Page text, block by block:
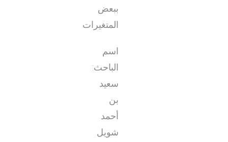
ببعض
المتغيرات
اسم
الباحث:
سعيد
بن
أحمد
شويل